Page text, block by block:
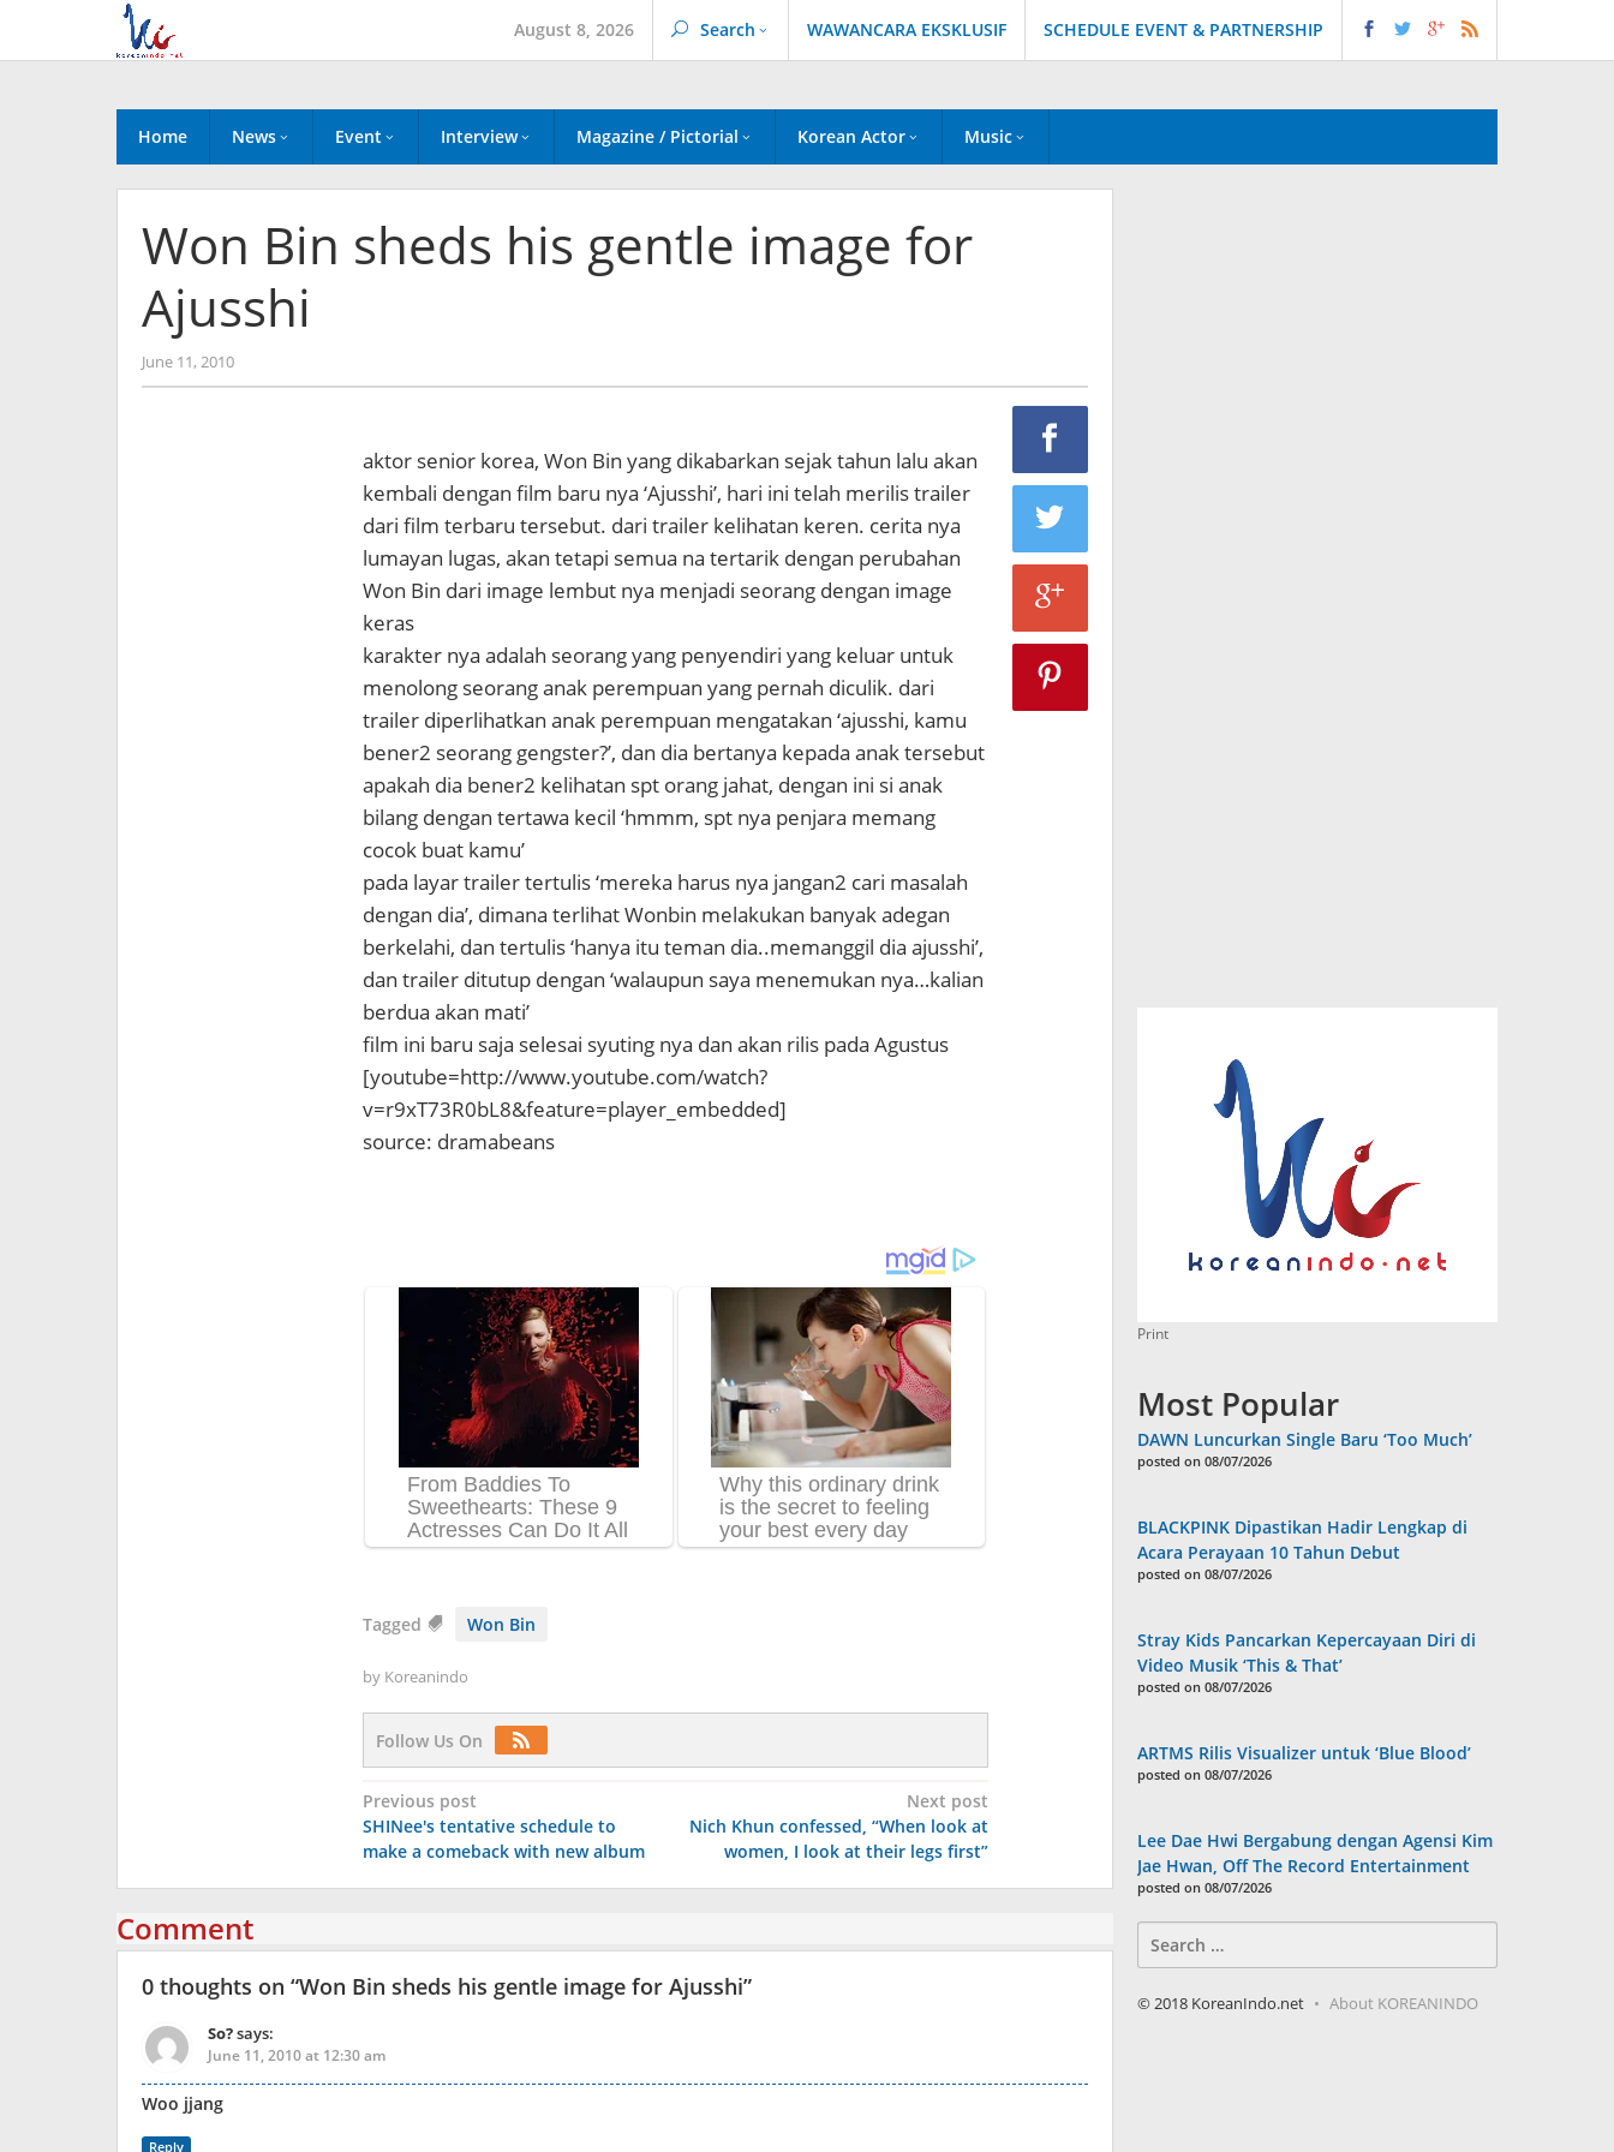
content
August 8, 2026 Search WAWANCARA EKSKLUSIF SCHEDULE EVENT & PARTNERSHIP
Home News Event Interview Magazine / Pictorial Korean Actor Music
Won Bin sheds his gentle image for
Ajusshi
June 11, 2010by
Koreanindo
aktor senior korea, Won Bin yang dikabarkan sejak tahun lalu akan
kembali dengan film baru nya ‘Ajusshi’, hari ini telah merilis trailer
dari film terbaru tersebut. dari trailer kelihatan keren. cerita nya
lumayan lugas, akan tetapi semua na tertarik dengan perubahan
Won Bin dari image lembut nya menjadi seorang dengan image
keras
karakter nya adalah seorang yang penyendiri yang keluar untuk
menolong seorang anak perempuan yang pernah diculik. dari
trailer diperlihatkan anak perempuan mengatakan ‘ajusshi, kamu
bener2 seorang gengster?’, dan dia bertanya kepada anak tersebut
apakah dia bener2 kelihatan spt orang jahat, dengan ini si anak
bilang dengan tertawa kecil ‘hmmm, spt nya penjara memang
cocok buat kamu’
pada layar trailer tertulis ‘mereka harus nya jangan2 cari masalah
dengan dia’, dimana terlihat Wonbin melakukan banyak adegan
berkelahi, dan tertulis ‘hanya itu teman dia..memanggil dia ajusshi’,
dan trailer ditutup dengan ‘walaupun saya menemukan nya…kalian
berdua akan mati’
film ini baru saja selesai syuting nya dan akan rilis pada Agustus
[youtube=http://www.youtube.com/watch?
v=r9xT73R0bL8&feature=player_embedded]
source: dramabeans
Tagged Won Bin
by Koreanindo
Follow Us On
Post
navigation
Previous post
SHINee's tentative schedule to
make a comeback with new album
Next post
Nich Khun confessed, “When look at
women, I look at their legs first”
Comment
0 thoughts on “Won Bin sheds his gentle image for Ajusshi”
So?says:
June 11, 2010 at 12:30 am
Woo jjang
Reply
Print
Most Popular
DAWN Luncurkan Single Baru ‘Too Much’
posted on 08/07/2026
BLACKPINK Dipastikan Hadir Lengkap di
Acara Perayaan 10 Tahun Debut
posted on 08/07/2026
Stray Kids Pancarkan Kepercayaan Diri di
Video Musik ‘This & That’
posted on 08/07/2026
ARTMS Rilis Visualizer untuk ‘Blue Blood’
posted on 08/07/2026
Lee Dae Hwi Bergabung dengan Agensi Kim
Jae Hwan, Off The Record Entertainment
posted on 08/07/2026
for:
© 2018 KoreanIndo.net About KOREANINDO